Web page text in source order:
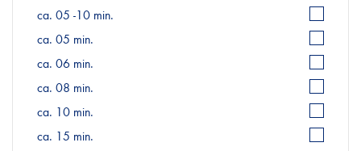
ca. 05 -10 min.
ca. 05 min.
ca. 06 min.
ca. 08 min.
ca. 10 min.
ca. 15 min.